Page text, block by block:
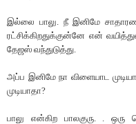
இல்லை பாலு. நீ இனிமே
ரட்சிக்கிறதுக்குன்னே என்
தேஜஸ் வந்துடுத்து.
அப்ப இனிமே நா விளையாட
முடியாதா?
பாலு என்கிற பாலகுரு. .